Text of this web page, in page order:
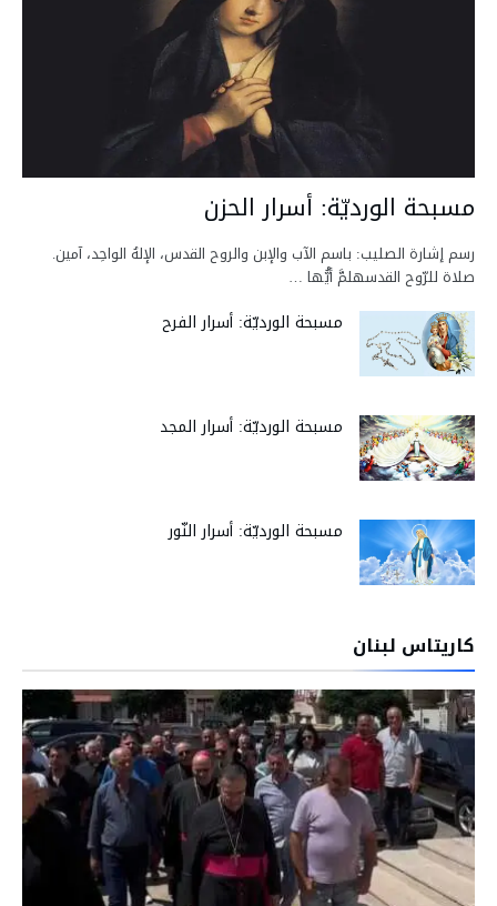
مسبحة الورديّة: أسرار الحزن
رسم إشارة الصليب: باسم الآب والإبن والروح القدس، الإلهُ الواحِد، آمين.
صلاة للرّوح القدسهلمَّ أيُّها …
مسبحة الورديّة: أسرار الفرح
مسبحة الورديّة: أسرار المجد
مسبحة الورديّة: أسرار النّور
كاريتاس لبنان